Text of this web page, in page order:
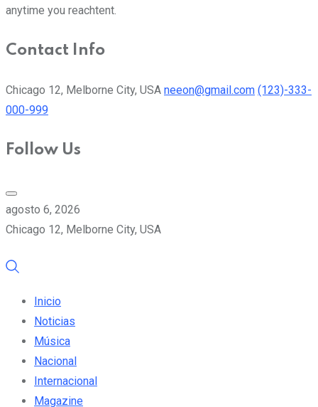
anytime you reachtent.
Contact Info
Chicago 12, Melborne City, USA neeon@gmail.com (123)-333-
000-999
Follow Us
agosto 6, 2026
Chicago 12, Melborne City, USA
Inicio
Noticias
Música
Nacional
Internacional
Magazine